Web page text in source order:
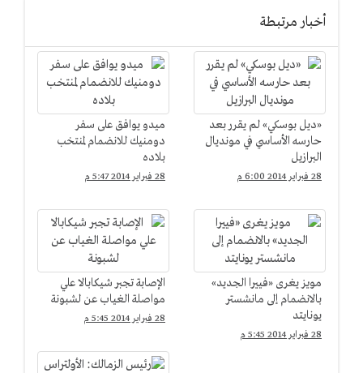
أخبار مرتبطة
«ديل بوسكي» لم يقرر بعد
حارسه الأساسي في مونديال
البرازيل
28 فبراير 2014 6:00 م
ميدو يوافق على سفر
دومنيك للانضمام لمنتخب
بلاده
28 فبراير 2014 5:47 م
مويز يغرى «فييرا الجديد»
بالانضمام إلى مانشستر
يونايتد
28 فبراير 2014 5:45 م
الإصابة تجبر شيكابالا علي
مواصلة الغياب عن لشبونة
28 فبراير 2014 5:45 م